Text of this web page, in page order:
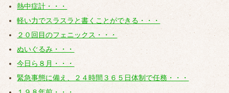
熱中症計・・・
軽い力でスラスラと書くことができる・・・
２０回目のフェニックス・・・
ぬいぐるみ・・・
今日ら８月・・・
緊急事態に備え、２４時間３６５日体制で任務・・・